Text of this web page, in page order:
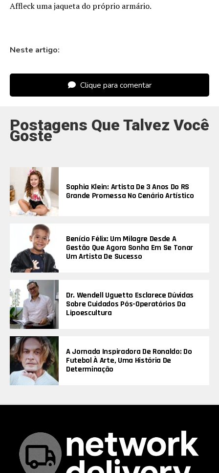
Affleck uma jaqueta do próprio armário.
Neste artigo:
Clique para comentar
Postagens Que Talvez Você
Goste
Sophia Klein: Artista De 3 Anos Do RS
Grande Promessa No Cenário Artístico
Benício Félix: Um Milagre Desde A
Gestão Que Agora Sonha Em Se Tonar
Um Artista De Sucesso
Dr. Wendell Uguetto Esclarece Dúvidas
Sobre Cuidados Pós-Operatórios Da
Lipoescultura
A Jornada Inspiradora De Ronaldo: Do
Futebol À Arte, Uma História De
Determinação